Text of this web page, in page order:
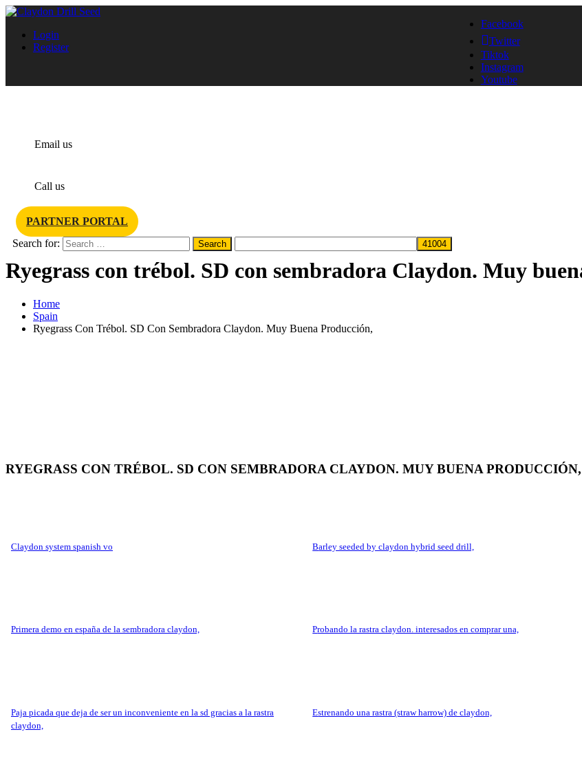
Login
Register
Facebook
Twitter
Tiktok
Instagram
Youtube
Email us
Call us
PARTNER PORTAL
Search for:
Ryegrass con trébol. SD con sembradora Claydon. Muy
Home
Spain
Ryegrass Con Trébol. SD Con Sembradora Claydon. Muy Buena Producción,
RYEGRASS CON TRÉBOL. SD CON SEMBRADORA CLAYDON. MUY BUENA PRODUCCIÓN,
claydon system spanish vo barley seeded by claydon hybrid seed drill,
primera demo en españa de la sembradora claydon, probando la rastra claydon. interesados en comprar una,
paja picada que deja de ser un inconveniente en la sd gracias a la rastra
claydon,
estrenando una rastra (straw harrow) de claydon,